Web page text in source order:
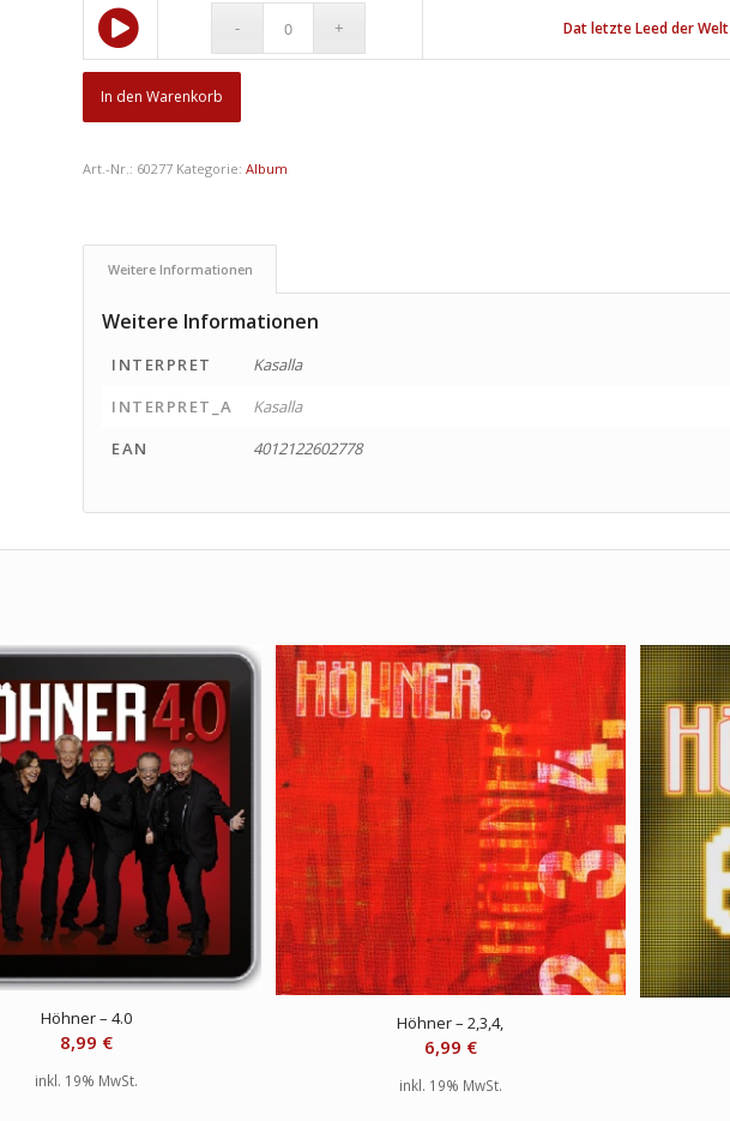
Dat letzte Leed der Welt
In den Warenkorb
Art.-Nr.: 60277 Kategorie:Album
Weitere Informationen
Weitere Informationen
INTERPRET
Kasalla
INTERPRET_A
Kasalla
EAN
4012122602778
Höhner – 4.0
8,99 €
inkl. 19% MwSt.
Höhner – 2,3,4,
6,99 €
inkl. 19% MwSt.